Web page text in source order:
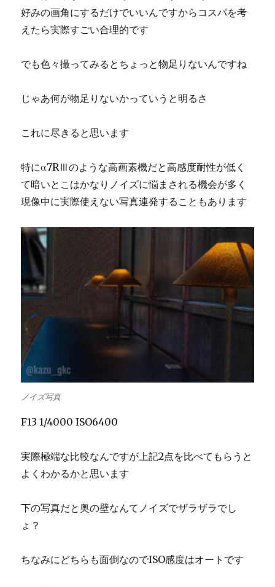
好みの画角にするだけでいいんですからコスパを考
えたら実際すごい合理的です
でも色々撮ってみるとちょっと物足りないんですね
じゃあ何が物足りないかっていうと明るさ
これに尽きると思います
特にα7RⅢのような高画素機だと高感度耐性が低く
て暗いとこはかなりノイズに悩まされる機会が多く
現像中に実際使えない写真連発することもあります
ノイズ写真
F13 1/4000 ISO6400
実際極端な比較なんですが上記2点を比べてもらうと
よくわかるかと思います
下の写真だと奥の壁なんてノイズでザラザラでし
ょ？
ちなみにどちらも面倒なのでISO感度はオートです